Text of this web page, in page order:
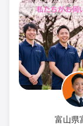
富山県